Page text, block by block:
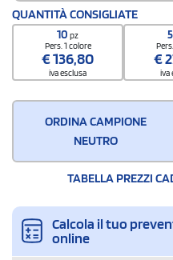
Codice doganale
65050030
QUANTITÀ CONSIGLIATE
10pz
Pers. 1 colore
€136,80
iva esclusa
€
iva
ORDINA CAMPIONE
NEUTRO
TABELLA PREZZI
Calcola il tuo
online